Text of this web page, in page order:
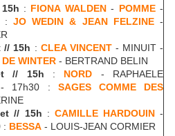
: FIONA WALDEN- POMME-
: JO WEDIN & JEAN FELZINE-
// 15h : CLEA VINCENT- MINUIT -
WINTER - BERTRAND BELIN
// 15h : NORD - RAPHAELE
- 17h30 : SAGES COMME DES
// 15h : CAMILLE HARDOUIN-
: BESSA - LOUIS-JEAN CORMIER